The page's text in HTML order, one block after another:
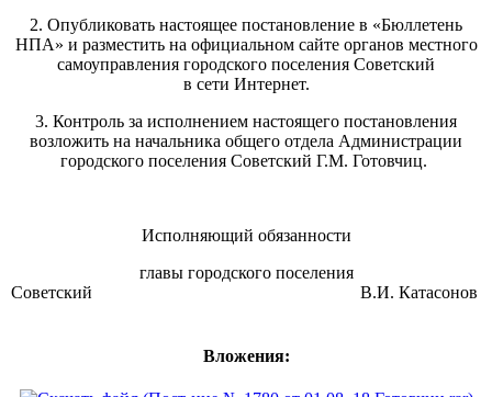
2. Опубликовать настоящее постановление в «Бюллетень
НПА» и разместить на официальном сайте органов местного
самоуправления городского поселения Советский
в сети Интернет.
3. Контроль за исполнением настоящего постановления
возложить на начальника общего отдела Администрации
городского поселения Советский Г.М. Готовчиц.
Исполняющий обязанности
главы городского поселения
Советский В.И. Катасонов
Вложения: